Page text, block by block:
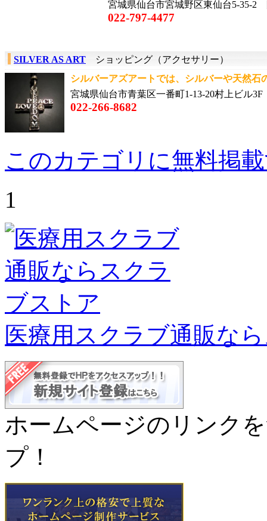
宮城県仙台市宮城野区東仙台5-35-2
022-797-4477
SILVER AS ART ショッピング（アクセサリー）
シルバーアズアートでは、シルバーや天然石
宮城県仙台市青葉区一番町1-13-20村上ビル3F
022-266-8682
このカテゴリに無料掲
1
医療用スクラブ通販な
ホームページのリンク
プ！